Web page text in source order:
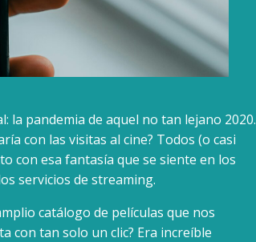
pandemia de aquel no tan lejano 2020.
con las visitas al cine? Todos (o casi
con esa fantasía que se siente en los
servicios de streaming.
catálogo de películas que nos
con tan solo un clic? Era increíble